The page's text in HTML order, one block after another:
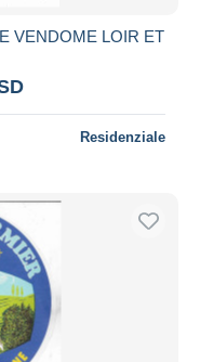
VENDOME LOIR ET
Residenziale